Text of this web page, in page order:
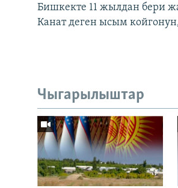
Бишкекте 11 жылдан бери
Канат деген ысым
Чыгарылыштар